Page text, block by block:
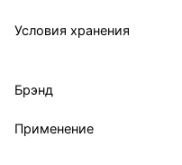
Условия хранения
Брэнд
Применение